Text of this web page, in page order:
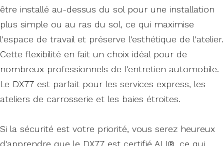
être installé au-dessus du sol pour une installation
plus simple ou au ras du sol, ce qui maximise
l'espace de travail et préserve l'esthétique de l'atelier.
Cette flexibilité en fait un choix idéal pour de
nombreux professionnels de l'entretien automobile.
Le DX77 est parfait pour les services express, les
ateliers de carrosserie et les baies étroites.
Si la sécurité est votre priorité, vous serez heureux
d'apprendre que le DX77 est certifié ALI®, ce qui